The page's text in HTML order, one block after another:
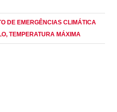
DE EMERGÊNCIAS CLIMÁTICA
, TEMPERATURA MÁXIMA